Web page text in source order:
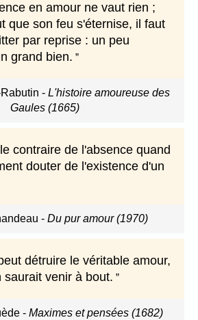
en amour ne vaut rien ;
que son feu s'éternise, il faut
par reprise : un peu
grand bien.
- L'histoire amoureuse des
Gaules (1665)
contraire de l'absence quand
douter de l'existence d'un
- Du pur amour (1970)
détruire le véritable amour,
saurait venir à bout.
- Maximes et pensées (1682)